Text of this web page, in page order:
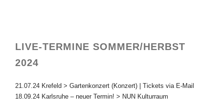
LIVE-TERMINE SOMMER/HERBST
2024
21.07.24 Krefeld > Gartenkonzert (Konzert) | Tickets via E-Mail
18.09.24 Karlsruhe – neuer Termin! > NUN Kulturraum